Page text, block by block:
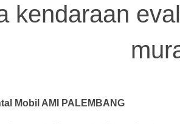
kendaraan
Mobil AMI PALEMBANG